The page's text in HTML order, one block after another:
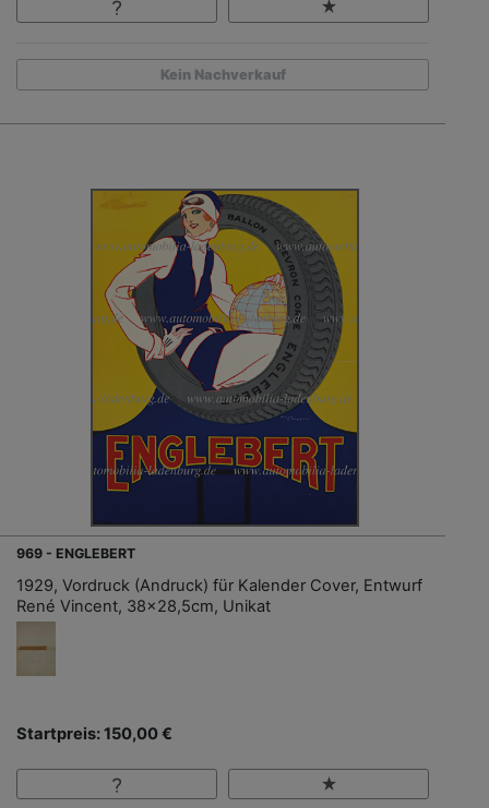
Kein Nachverkauf
969 - ENGLEBERT
1929, Vordruck (Andruck) für Kalender Cover, Entwurf
René Vincent, 38x28,5cm, Unikat
Startpreis: 150,00 €